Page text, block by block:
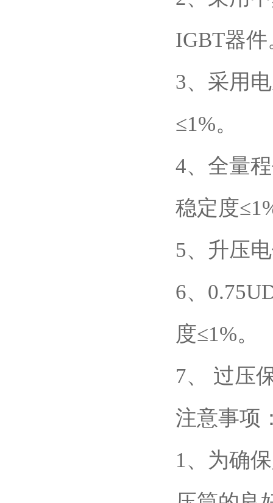
IGBT器件
3、采用
≤1%。
4、全量
稳定度
5、升压
6、
度≤1%。
7、 过压
注意事项
1、为确